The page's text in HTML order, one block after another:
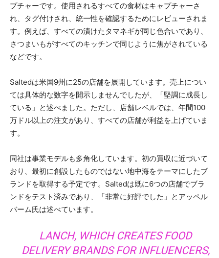
プチャーです。使用されるすべての食材はキャプチャーさ
れ、タグ付けされ、統一性を確認するためにレビューされま
す。例えば、すべての漬けたタマネギが同じ色合いであり、
さつまいもがすべてのキッチンで同じように焦がされている
などです。
Saltedは米国9州に25の店舗を展開しています。売上につい
ては具体的な数字を開示しませんでしたが、「堅調に成長し
ている」と述べました。ただし、店舗レベルでは、年間100
万ドル以上の注文があり、すべての店舗が利益を上げていま
す。
同社は事業モデルも多角化しています。初の買収に近づいて
おり、最初に創設したものではない地中海をテーマにしたブ
ランドを取得する予定です。Saltedは既に6つの店舗でブラ
ンドをテスト済みであり、「非常に好評でした」とアッペル
バーム氏は述べています。
LANCH, WHICH CREATES FOOD
DELIVERY BRANDS FOR INFLUENCERS,